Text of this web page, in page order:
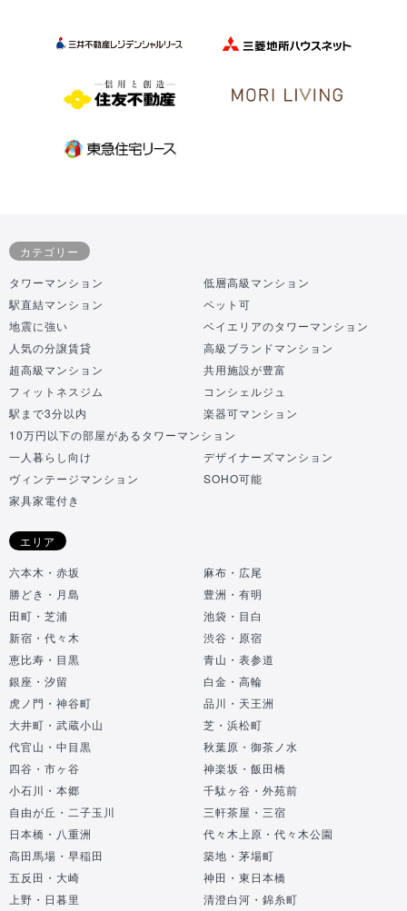
カテゴリー
タワーマンション
低層高級マンション
駅直結マンション
ペット可
地震に強い
ベイエリアのタワーマンション
人気の分譲賃貸
高級ブランドマンション
超高級マンション
共用施設が豊富
フィットネスジム
コンシェルジュ
駅まで3分以内
楽器可マンション
10万円以下の部屋があるタワーマンション
一人暮らし向け
デザイナーズマンション
ヴィンテージマンション
SOHO可能
家具家電付き
エリア
六本木・赤坂
麻布・広尾
勝どき・月島
豊洲・有明
田町・芝浦
池袋・目白
新宿・代々木
渋谷・原宿
恵比寿・目黒
青山・表参道
銀座・汐留
白金・高輪
虎ノ門・神谷町
品川・天王洲
大井町・武蔵小山
芝・浜松町
代官山・中目黒
秋葉原・御茶ノ水
四谷・市ヶ谷
神楽坂・飯田橋
小石川・本郷
千駄ヶ谷・外苑前
自由が丘・二子玉川
三軒茶屋・三宿
日本橋・八重洲
代々木上原・代々木公園
高田馬場・早稲田
築地・茅場町
五反田・大崎
神田・東日本橋
上野・日暮里
清澄白河・錦糸町